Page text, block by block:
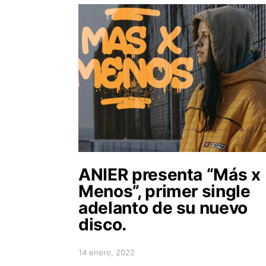
ANIER presenta “Más x
Menos”, primer single
adelanto de su nuevo
disco.
Posted on
14 enero, 2022